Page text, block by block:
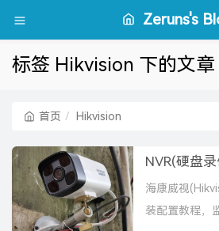
Zeruns's
标签 Hikvision 下的文章
首页 Hikvision
海康威视
装配置教程，